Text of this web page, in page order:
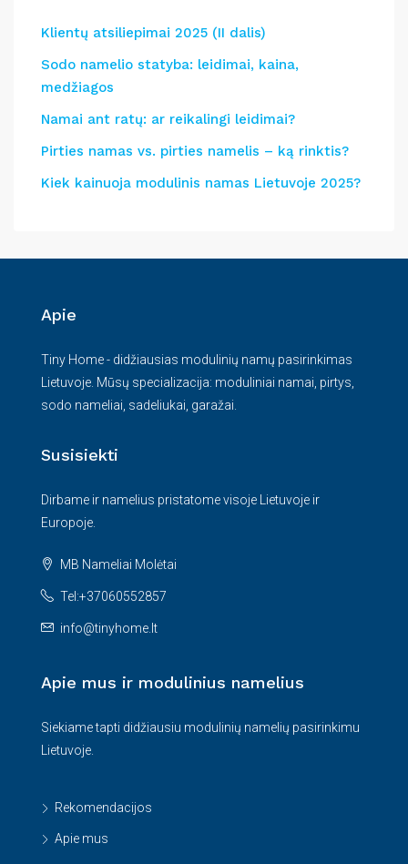
Klientų atsiliepimai 2025 (II dalis)
Sodo namelio statyba: leidimai, kaina,
medžiagos
Namai ant ratų: ar reikalingi leidimai?
Pirties namas vs. pirties namelis – ką rinktis?
Kiek kainuoja modulinis namas Lietuvoje 2025?
Apie
Tiny Home - didžiausias modulinių namų pasirinkimas
Lietuvoje. Mūsų specializacija: moduliniai namai, pirtys,
sodo nameliai, sadeliukai, garažai.
Susisiekti
Dirbame ir namelius pristatome visoje Lietuvoje ir
Europoje.
MB Nameliai Molėtai
Tel:+37060552857
info@tinyhome.lt
Apie mus ir modulinius namelius
Siekiame tapti didžiausiu modulinių namelių pasirinkimu
Lietuvoje.
Rekomendacijos
Apie mus